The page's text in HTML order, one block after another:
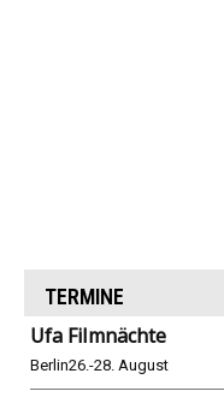
TERMINE
Ufa Filmnächte
Berlin26.-28. August